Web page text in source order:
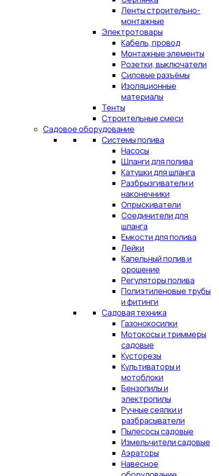
Ленты строительно-
монтажные
Электротовары
Кабель, провод
Монтажные элементы
Розетки, выключатели
Силовые разъёмы
Изоляционные
материалы
Тенты
Строительные смеси
Садовое оборудование
Системы полива
Насосы
Шланги для полива
Катушки для шланга
Разбрызгиватели и
наконечники
Опрыскиватели
Соединители для
шланга
Емкости для полива
Лейки
Капельный полив и
орошение
Регуляторы полива
Полиэтиленовые трубы
и фитинги
Садовая техника
Газонокосилки
Мотокосы и триммеры
садовые
Кусторезы
Культиваторы и
мотоблоки
Бензопилы и
электропилы
Ручные сеялки и
разбрасыватели
Пылесосы садовые
Измельчители садовые
Аэраторы
Навесное